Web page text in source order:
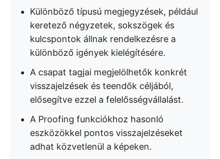
Különböző típusú megjegyzések, például
keretező négyzetek, sokszögek és
kulcspontok állnak rendelkezésre a
különböző igények kielégítésére.
A csapat tagjai megjelölhetők konkrét
visszajelzések és teendők céljából,
elősegítve ezzel a felelősségvállalást.
A Proofing funkciókhoz hasonló
eszközökkel pontos visszajelzéseket
adhat közvetlenül a képeken.